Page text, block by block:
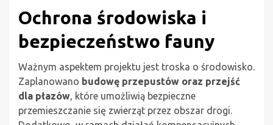
Ochrona środowiska i
bezpieczeństwo fauny
Ważnym aspektem projektu jest troska o środowisko.
Zaplanowano budowę przepustów oraz przejść
dla płazów, które umożliwią bezpieczne
przemieszczanie się zwierząt przez obszar drogi.